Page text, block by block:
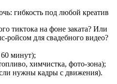
гибкость под любой креатив
тиктока на фоне заката? Или
ройсом для свадебного видео?
минут);
химчистка, фото-зона);
нужны кадры с движения).